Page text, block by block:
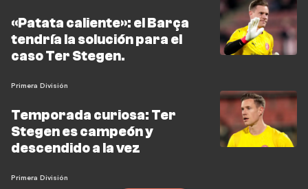
«Patata caliente»: el Barça
tendría la solución para el
caso Ter Stegen.
Primera División
Temporada curiosa: Ter
Stegen es campeón y
descendido a la vez
Primera División